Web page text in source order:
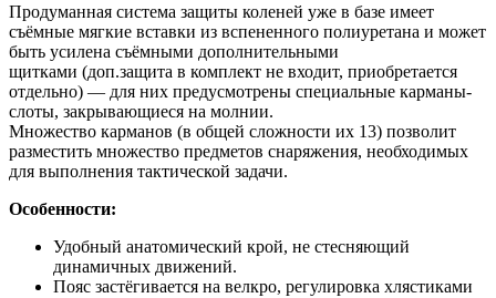
Продуманная система защиты коленей уже в базе имеет
съёмные мягкие вставки из вспененного полиуретана и может
быть усилена съёмными дополнительными
щитками (доп.защита в комплект не входит, приобретается
отдельно) — для них предусмотрены специальные карманы-
слоты, закрывающиеся на молнии.
Множество карманов (в общей сложности их 13) позволит
разместить множество предметов снаряжения, необходимых
для выполнения тактической задачи.
Особенности:
Удобный анатомический крой, не стесняющий
динамичных движений.
Пояс застёгивается на велкро, регулировка хлястиками